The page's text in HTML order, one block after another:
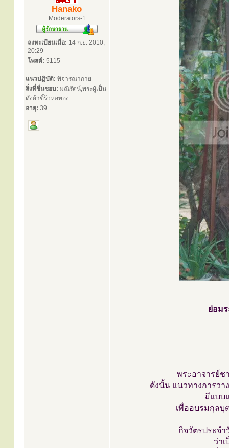
Hanako
Moderators-1
ลงทะเบียนเมื่อ: 14 ก.ย. 2010,
20:29
โพสต์: 5115
แนวปฏิบัติ: พิจารณากาย
สิ่งที่ชื่นชอบ: มณีรัตน์,พระผู้เป็น
ดั่งผ้าขี้ร้วห่อทอง
อายุ: 39
ย่อม
พระอาจารย์ช
ดังนั้น แนวทางการวา
มีแบบ
เพื่ออบรมกุลบุ
กิจวัตรประจ
ว่า